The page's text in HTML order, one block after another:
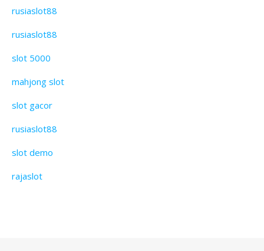
rusiaslot88
rusiaslot88
slot 5000
mahjong slot
slot gacor
rusiaslot88
slot demo
rajaslot